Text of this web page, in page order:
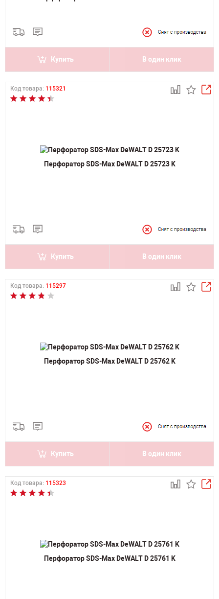
Купить В один клик
Код товара: 115321
Перфоратор SDS-Max DeWALT D 25723 K
Купить В один клик
Код товара: 115297
Перфоратор SDS-Max DeWALT D 25762 K
Купить В один клик
Код товара: 115323
Перфоратор SDS-Max DeWALT D 25761 K